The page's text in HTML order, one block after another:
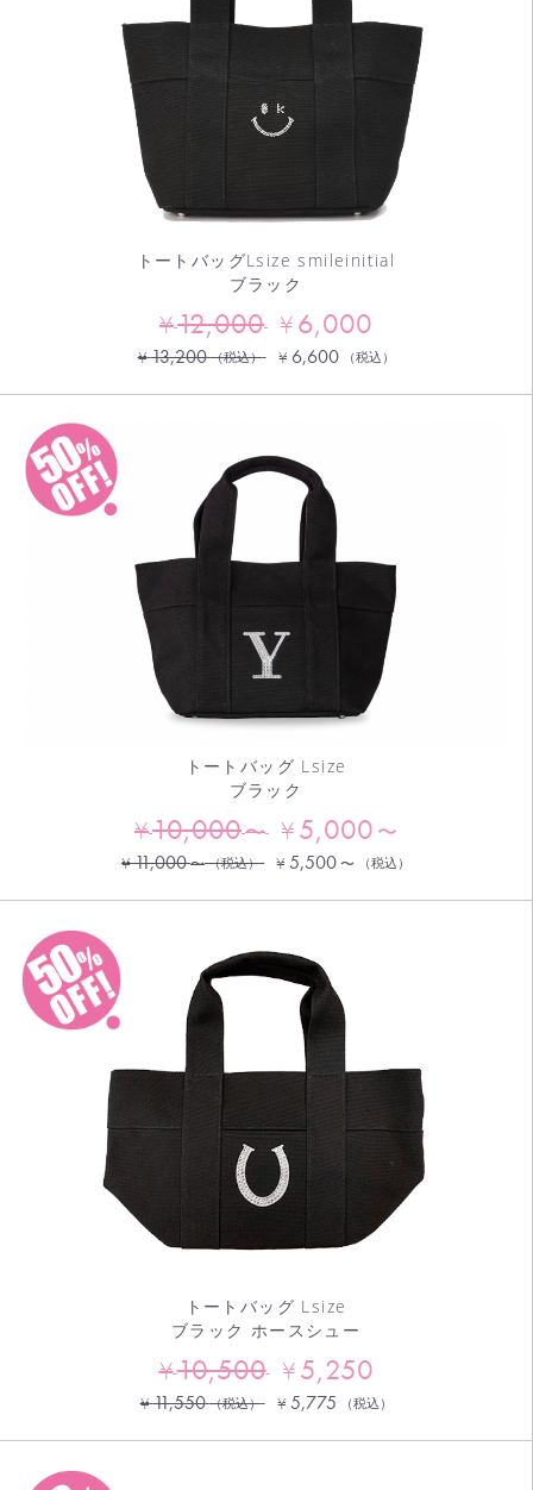
トートバッグLsize smileinitial
ブラック
¥12,000 ¥6,000
¥13,200 （税込） ¥ 6,600 （税込）
トートバッグ Lsize
ブラック
¥10,000〜 ¥5,000 〜
¥11,000〜 （税込） ¥ 5,500〜 （税込）
トートバッグ Lsize
ブラック ホースシュー
¥10,500 ¥5,250
¥11,550 （税込） ¥ 5,775 （税込）